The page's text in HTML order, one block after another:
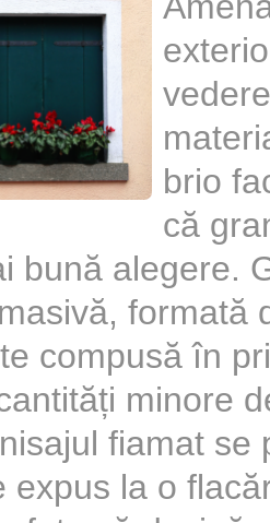
brio
că
bună alegere.
formată
compusă în
minore
fiamat se
expus la o